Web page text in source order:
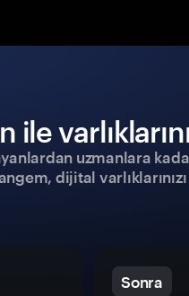
uzmanlara
dijital
Sonra